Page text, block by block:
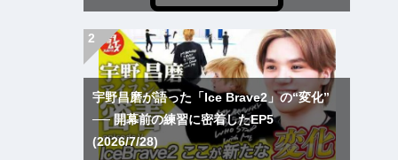
宇野昌磨が語った「Ice Brave2」の“変化”
── 開幕前の練習に密着したEP5
(2026/7/28)